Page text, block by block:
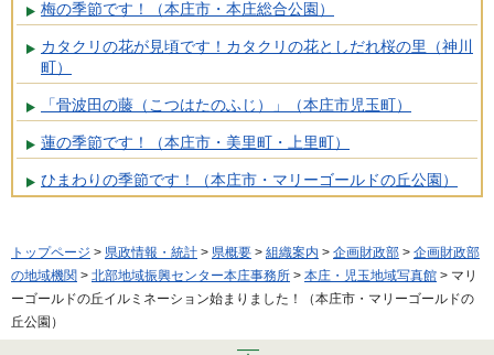
梅の季節です！（本庄市・本庄総合公園）
カタクリの花が見頃です！カタクリの花としだれ桜の里（神川
町）
「骨波田の藤（こつはたのふじ）」（本庄市児玉町）
蓮の季節です！（本庄市・美里町・上里町）
ひまわりの季節です！（本庄市・マリーゴールドの丘公園）
トップページ > 県政情報・統計 > 県概要 > 組織案内 > 企画財政部 > 企画財政部
の地域機関 > 北部地域振興センター本庄事務所 > 本庄・児玉地域写真館 > マリ
ーゴールドの丘イルミネーション始まりました！（本庄市・マリーゴールドの
丘公園）